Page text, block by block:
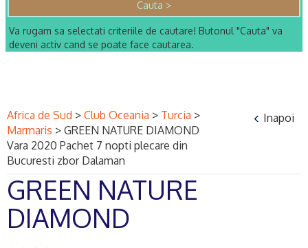
Va rugam sa selectati criteriile de cautare! Butonul "Cauta" va
deveni activ cand se poate face cautarea.
Africa de Sud > Club Oceania > Turcia >
Marmaris > GREEN NATURE DIAMOND
Vara 2020 Pachet 7 nopti plecare din
Bucuresti zbor Dalaman
Inapoi
GREEN NATURE
DIAMOND